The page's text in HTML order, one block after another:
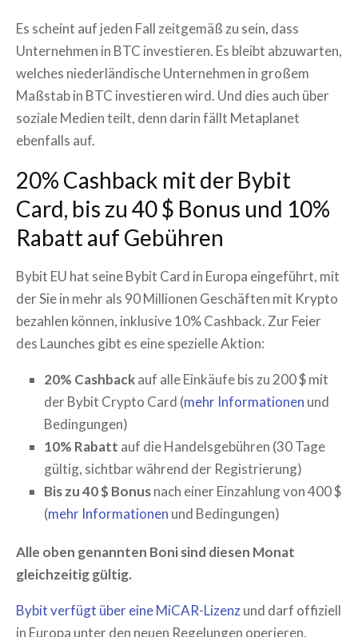
Es scheint auf jeden Fall zeitgemäß zu sein, dass
Unternehmen in BTC investieren. Es bleibt abzuwarten,
welches niederländische Unternehmen in großem
Maßstab in BTC investieren wird. Und dies auch über
soziale Medien teilt, denn darin fällt Metaplanet
ebenfalls auf.
20% Cashback mit der Bybit
Card, bis zu 40 $ Bonus und 10%
Rabatt auf Gebühren
Bybit EU hat seine Bybit Card in Europa eingeführt, mit
der Sie in mehr als 90 Millionen Geschäften mit Krypto
bezahlen können, inklusive 10% Cashback. Zur Feier
des Launches gibt es eine spezielle Aktion:
20% Cashbackauf alle Einkäufe bis zu 200 $ mit
der Bybit Crypto Card (mehr Informationen und
Bedingungen)
10% Rabatt auf die Handelsgebühren (30 Tage
gültig, sichtbar während der Registrierung)
Bis zu 40 $ Bonusnach einer Einzahlung von 400 $
(mehr Informationen und Bedingungen)
Alle oben genannten Boni sind diesen Monat
gleichzeitig gültig.
Bybit verfügt über eine MiCAR-Lizenzund darf offiziell
in Europa unter den neuen Regelungen operieren.